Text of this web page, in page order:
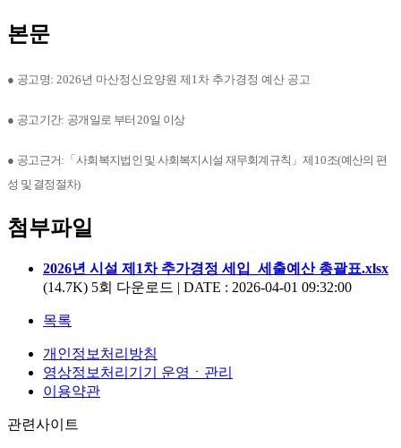
본문
● 공고명: 2026년 마산정신요양원 제1차 추가경정 예산 공고
● 공고기간: 공개일로 부터 20일 이상
● 공고근거: 「사회복지법인 및 사회복지시설 재무회계규칙 」제 10조(예산의 편
성 및 결정절차)
첨부파일
2026년 시설 제1차 추가경정 세입_세출예산 총괄표.xlsx
(14.7K) 5회 다운로드 | DATE : 2026-04-01 09:32:00
목록
개인정보처리방침
영상정보처리기기 운영ㆍ관리
이용약관
관련사이트